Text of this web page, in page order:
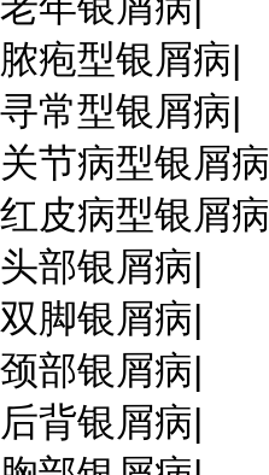
脓疱型银屑病|
寻常型银屑病|
关节病型银屑病
红皮病型银屑病
头部银屑病|
双脚银屑病|
颈部银屑病|
后背银屑病|